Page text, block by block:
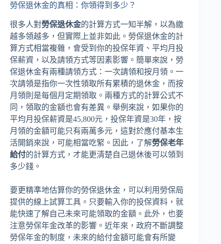
勞保退休金的真相：你領得到多少？
很多人對勞保退休金的計算方式一知半解，以為繳
越多領越多，但實際上並非如此。勞保退休金的計
算方式相當複雜，會受到你的投保年資、平均月投
保薪資，以及請領方式等因素影響。簡單來說，勞
保退休金有兩種請領方式：一次請領和按月領。一
次請領是指你一次性領取所有累積的退休金，而按
月領則是每個月定期領取。兩種方式的計算公式不
同，領取的金額也會有差異。舉例來說，如果你的
平均月投保薪資是45,800元，投保年資是30年，按
月領的金額可能只有兩萬多元，這對於應付基本生
活開銷來說，可能相當吃緊。因此，了解勞保老年
給付的計算方式，才能更清楚自己退休後可以領到
多少錢。
要更精準地估算你的勞保退休金，可以利用勞保局
提供的線上試算工具。只要輸入你的投保資料，就
能快速了解自己未來可能領取的金額。此外，也要
注意勞保年金改革的影響。近年來，政府不斷調整
勞保年金的制度，未來的給付金額可能會有所變